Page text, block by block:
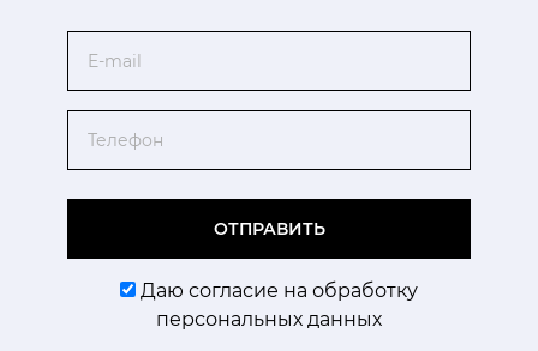
ОТПРАВИТЬ
Даю согласие на обработку
персональных данных